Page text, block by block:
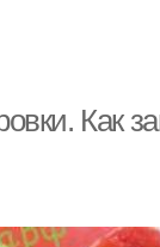
Как